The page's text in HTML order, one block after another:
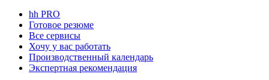
hh PRO
Готовое резюме
Все сервисы
Хочу у вас работать
Производственный календарь
Экспертная рекомендация